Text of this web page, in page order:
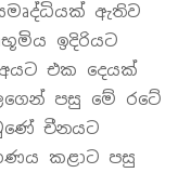
ඇතිව
ඉදිරියට
එක දෙයක්
පසු මේ රටේ
චීනයට
කළාට පසු